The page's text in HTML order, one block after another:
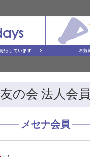
友の会 法人会員
メセナ会員